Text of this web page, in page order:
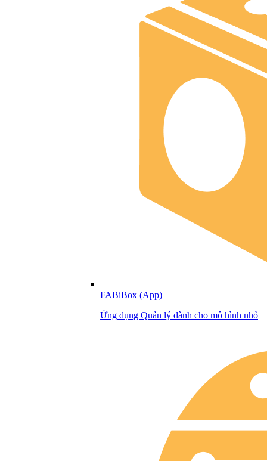
FABiBox (App)
Ứng dụng Quản lý dành cho mô hình nhỏ